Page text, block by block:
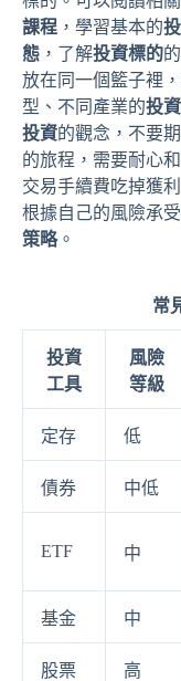
課程 ，學習基本的
態 ，了解投資標的
放在同一個籃子裡
型、不同產業的投
投資的觀念，不要
的旅程，需要耐心
交易手續費吃掉獲
根據自己的風險承
策略。
常
投資
工具
風險
等級
定存 低
債券 中低
ETF 中
基金 中
股票 高